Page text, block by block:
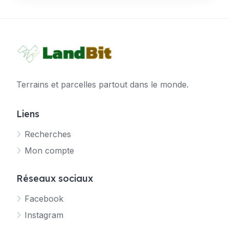
Terrains et parcelles partout dans le monde.
Liens
Recherches
Mon compte
Réseaux sociaux
Facebook
Instagram